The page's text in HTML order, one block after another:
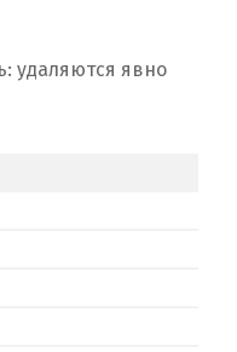
удаляются явно